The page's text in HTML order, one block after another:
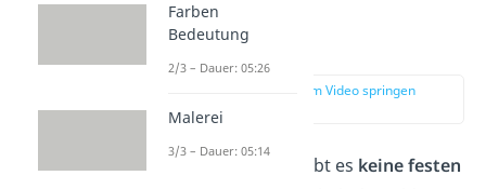
Hauptteil
zur Stelle im Video springen
Für den Hauptteil gibt es keine festen
Farben
Bedeutung
2/3 – Dauer: 05:26
Malerei
3/3 – Dauer: 05:14